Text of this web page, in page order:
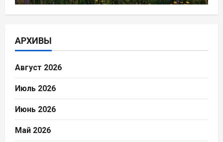
АРХИВЫ
Август 2026
Июль 2026
Июнь 2026
Май 2026